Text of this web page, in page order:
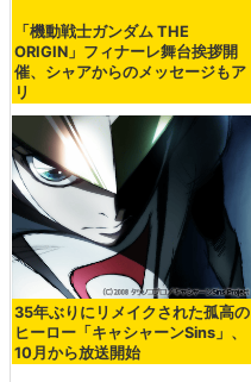
「機動戦士ガンダム THE
ORIGIN」フィナーレ舞台挨拶開
催、シャアからのメッセージもア
リ
35年ぶりにリメイクされた孤高の
ヒーロー「キャシャーンSins」、
10月から放送開始